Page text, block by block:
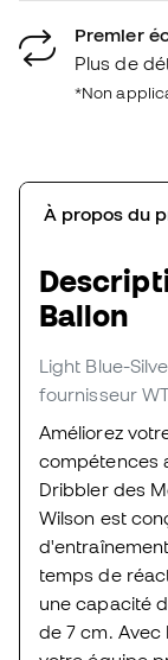
Premier
Plus de
*Non
À propos du
Ballon
Light Blue-
fournisseur
Améliorez
compétences
Dribbler des
Wilson est
temps de
une capacité
de 7 cm. Avec